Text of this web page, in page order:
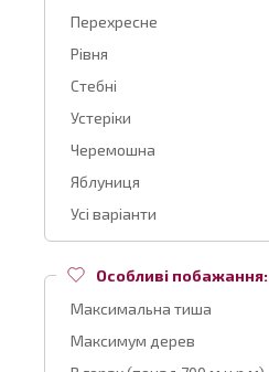
Перехресне
Рівня
Стебні
Устеріки
Черемошна
Яблуниця
Усі варіанти
Особливі побажання:
Максимальна тиша
Максимум дерев